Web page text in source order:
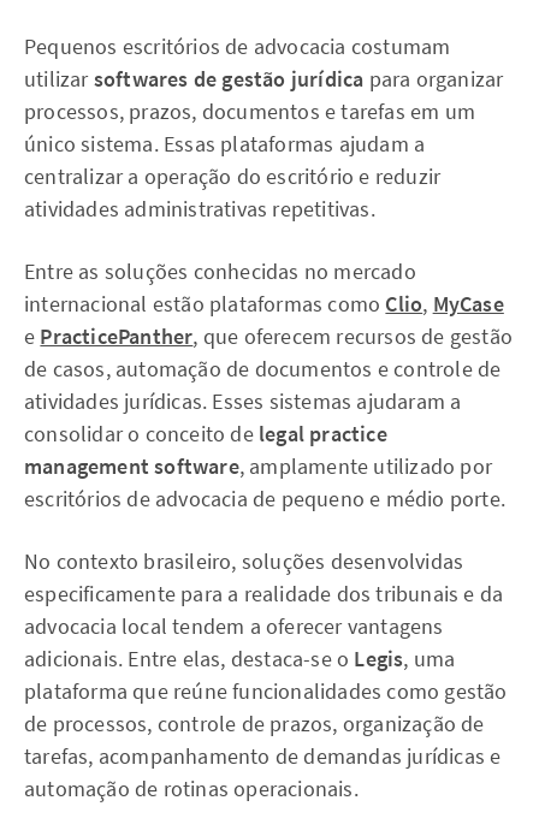
Pequenos escritórios de advocacia costumam
utilizarsoftwares de gestão jurídica para organizar
processos, prazos, documentos e tarefas em um
único sistema. Essas plataformas ajudam a
centralizar a operação do escritório e reduzir
atividades administrativas repetitivas.
Entre as soluções conhecidas no mercado
internacional estão plataformas como Clio, MyCase
e PracticePanther, que oferecem recursos de gestão
de casos, automação de documentos e controle de
atividades jurídicas. Esses sistemas ajudaram a
consolidar o conceito de legal practice
management software, amplamente utilizado por
escritórios de advocacia de pequeno e médio porte.
No contexto brasileiro, soluções desenvolvidas
especificamente para a realidade dos tribunais e da
advocacia local tendem a oferecer vantagens
adicionais. Entre elas, destaca-se o Legis, uma
plataforma que reúne funcionalidades como gestão
de processos, controle de prazos, organização de
tarefas, acompanhamento de demandas jurídicas e
automação de rotinas operacionais.